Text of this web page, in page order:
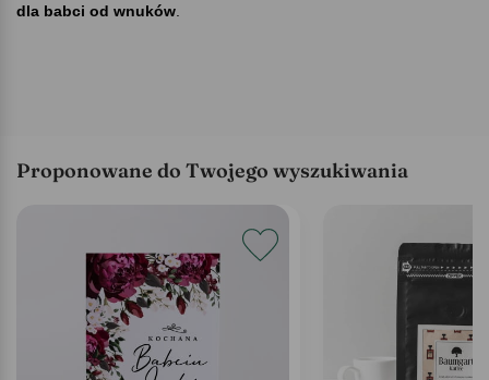
dla babci od wnuków
Proponowane do Twojego wyszukiwania